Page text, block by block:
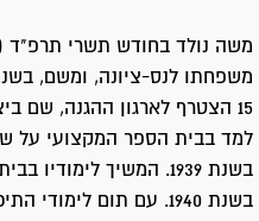
15 הצטרף לארגון ההגנה, שם
למד בבית הספר המקצועי על
בשנת 1939. המשיך
בשנת 1940. עם תום